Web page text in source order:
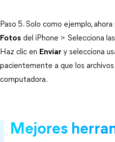
Paso 5. Solo como ejemplo,
Fotos del iPhone > Selecciona
Haz clic en Enviar y selecciona
pacientemente a que los
computadora.
Mejores